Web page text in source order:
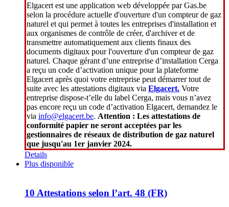
Elgacert est une application web développée par Gas.be
selon la procédure actuelle d'ouverture d'un compteur de gaz
naturel et qui permet à toutes les entreprises d'installation et
aux organismes de contrôle de créer, d'archiver et de
transmettre automatiquement aux clients finaux des
documents digitaux pour l'ouverture d'un compteur de gaz
naturel. Chaque gérant d’une entreprise d’installation Cerga
a reçu un code d’activation unique pour la plateforme
Elgacert après quoi votre entreprise peut démarrer tout de
suite avec les attestations digitaux via Elgacert. Votre
entreprise dispose-t’elle du label Cerga, mais vous n’avez
pas encore reçu un code d’activation Elgacert, demandez le
via info@elgacert.be. Attention : Les attestations de
conformité papier ne seront acceptées par les
gestionnaires de réseaux de distribution de gaz naturel
que jusqu'au 1er janvier 2024.
Details
Plus disponible
10 Attestations selon l’art. 48 (FR)